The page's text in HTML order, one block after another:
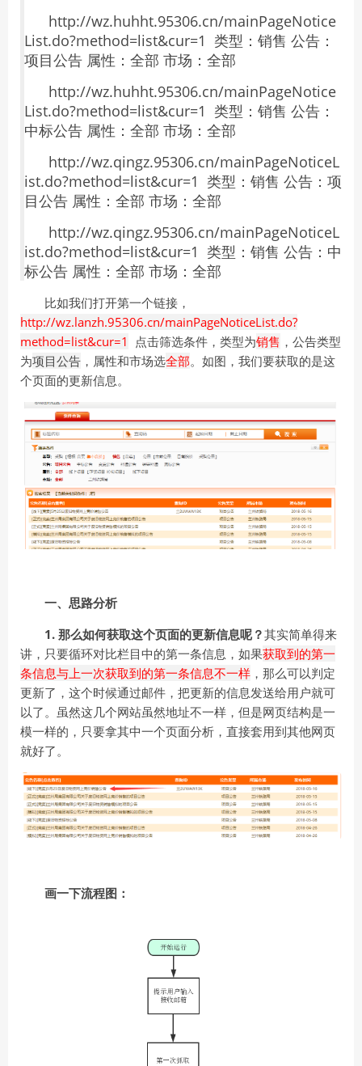
http://wz.huhht.95306.cn/mainPageNotice
List.do?method=list&cur=1 类型：销售 公告：
项目公告 属性：全部 市场：全部
http://wz.huhht.95306.cn/mainPageNotice
List.do?method=list&cur=1 类型：销售 公告：
中标公告 属性：全部 市场：全部
http://wz.qingz.95306.cn/mainPageNoticeL
ist.do?method=list&cur=1 类型：销售 公告：项
目公告 属性：全部 市场：全部
http://wz.qingz.95306.cn/mainPageNoticeL
ist.do?method=list&cur=1 类型：销售 公告：中
标公告 属性：全部 市场：全部
比如我们打开第一个链接，
http://wz.lanzh.95306.cn/mainPageNoticeList.do?
method=list&cur=1
点击筛选条件，类型为销售 ，公告类型
为项目公告 ，属性和市场选全部。如图，我们要获取的是这
个页面的更新信息。
一、思路分析
1. 那么如何获取这个页面的更新信息呢？其实简单得来
讲，只要循环对比栏目中的第一条信息，如果获取到的第一
条信息与上一次获取到的第一条信息不一样 ，那么可以判定
更新了，这个时候通过邮件，把更新的信息发送给用户就可
以了。虽然这几个网站虽然地址不一样，但是网页结构是一
模一样的，只要拿其中一个页面分析，直接套用到其他网页
就好了。
画一下流程图：